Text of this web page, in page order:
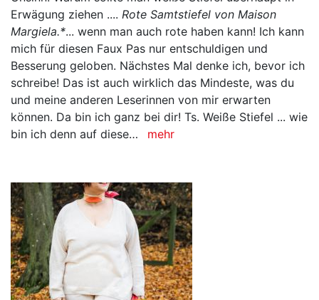
Erwägung ziehen ....Rote Samtstiefel von Maison
Margiela.* ... wenn man auch rote haben kann! Ich kann
mich für diesen Faux Pas nur entschuldigen und
Besserung geloben. Nächstes Mal denke ich, bevor ich
schreibe! Das ist auch wirklich das Mindeste, was du
und meine anderen Leserinnen von mir erwarten
können. Da bin ich ganz bei dir! Ts. Weiße Stiefel ... wie
bin ich denn auf diese…
mehr